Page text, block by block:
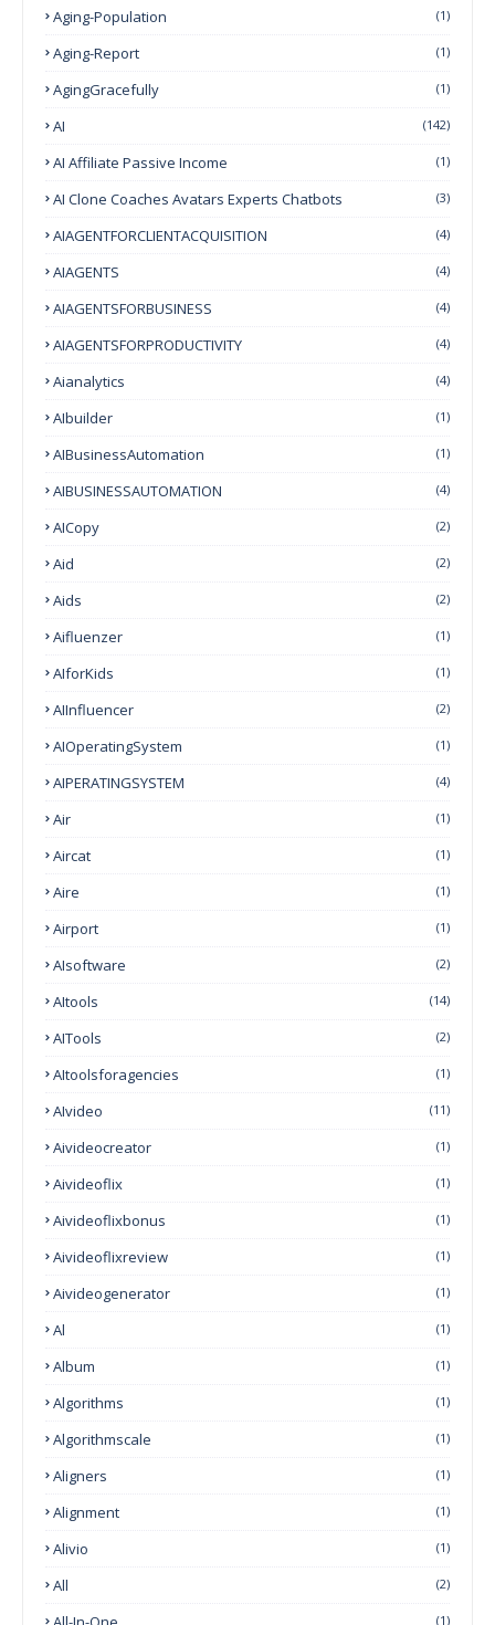
Aging-Population (1)
Aging-Report (1)
AgingGracefully (1)
AI (142)
AI Affiliate Passive Income (1)
AI Clone Coaches Avatars Experts Chatbots (3)
AIAGENTFORCLIENTACQUISITION (4)
AIAGENTS (4)
AIAGENTSFORBUSINESS (4)
AIAGENTSFORPRODUCTIVITY (4)
Aianalytics (4)
AIbuilder (1)
AIBusinessAutomation (1)
AIBUSINESSAUTOMATION (4)
AICopy (2)
Aid (2)
Aids (2)
Aifluenzer (1)
AIforKids (1)
AIInfluencer (2)
AIOperatingSystem (1)
AIPERATINGSYSTEM (4)
Air (1)
Aircat (1)
Aire (1)
Airport (1)
AIsoftware (2)
AItools (14)
AITools (2)
AItoolsforagencies (1)
AIvideo (11)
Aivideocreator (1)
Aivideoflix (1)
Aivideoflixbonus (1)
Aivideoflixreview (1)
Aivideogenerator (1)
Al (1)
Album (1)
Algorithms (1)
Algorithmscale (1)
Aligners (1)
Alignment (1)
Alivio (1)
All (2)
(1)